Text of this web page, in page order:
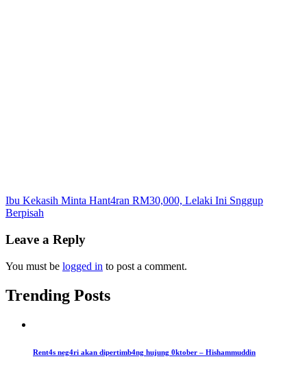
Post
navigation
Ibu Kekasih Minta Hant4ran RM30,000, Lelaki Ini Snggup
Berpisah
Leave a Reply
You must be logged in to post a comment.
Trending Posts
Rent4s neg4ri akan dipertimb4ng hujung 0ktober – Hishammuddin